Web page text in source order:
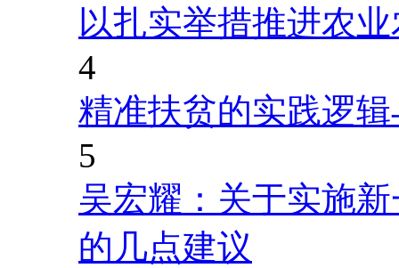
以扎实举措推进农
4
精准扶贫的实践逻
5
吴宏耀：关于实施
的几点建议